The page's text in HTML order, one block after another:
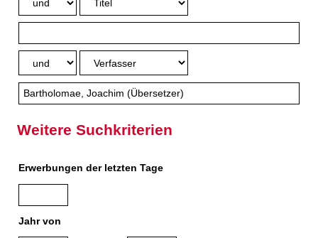
Weitere Suchkriterien
Erwerbungen der letzten Tage
Jahr von